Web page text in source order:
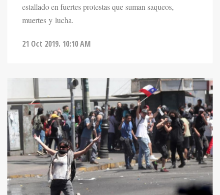
estallado en fuertes protestas que suman saqueos,
muertes y lucha.
21 Oct 2019. 10:10 AM